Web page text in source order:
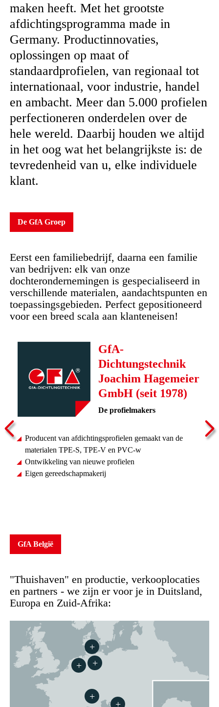
maken heeft. Met het grootste
afdichtingsprogramma made in
Germany. Productinnovaties,
oplossingen op maat of
standaardprofielen, van regionaal tot
internationaal, voor industrie, handel
en ambacht. Meer dan 5.000 profielen
perfectioneren onderdelen over de
hele wereld. Daarbij houden we altijd
in het oog wat het belangrijkste is: de
tevredenheid van u, elke individuele
klant.
De GfA Groep
Eerst een familiebedrijf, daarna een familie
van bedrijven: elk van onze
dochterondernemingen is gespecialiseerd in
verschillende materialen, aandachtspunten en
toepassingsgebieden. Perfect gepositioneerd
voor een breed scala aan klanteneisen!
GfA-
Dichtungstechnik
Joachim Hagemeier
GmbH (seit 1978)
De profielmakers
Producent van afdichtingsprofielen gemaakt van de
materialen TPE-S, TPE-V en PVC-w
Ontwikkeling van nieuwe profielen
Eigen gereedschapmakerij
GfA België
"Thuishaven" en productie, verkooplocaties
en partners - we zijn er voor je in Duitsland,
Europa en Zuid-Afrika:
+
+
+
+
+